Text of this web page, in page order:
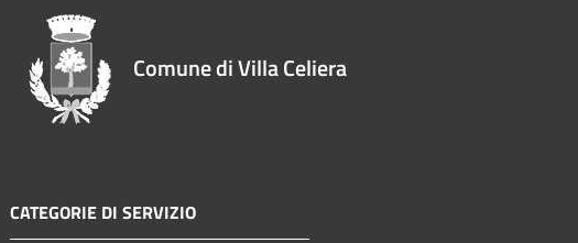
Comune di Villa Celiera
CATEGORIE DI SERVIZIO